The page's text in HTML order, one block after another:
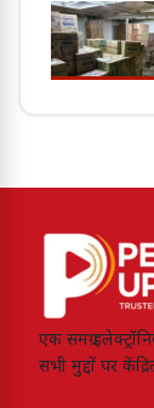
एक समग्र
सभी मुद्दों पर